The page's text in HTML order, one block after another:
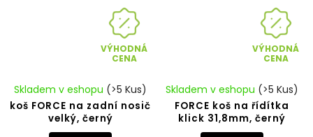
VÝHODNÁ
CENA
koš FORCE na zadní nosič
velký, černý
Skladem v eshopu (>5 Kus)
VÝHODNÁ
CENA
FORCE koš na řídítka
klick 31,8mm, černý
Skladem v eshopu (>5 Kus)